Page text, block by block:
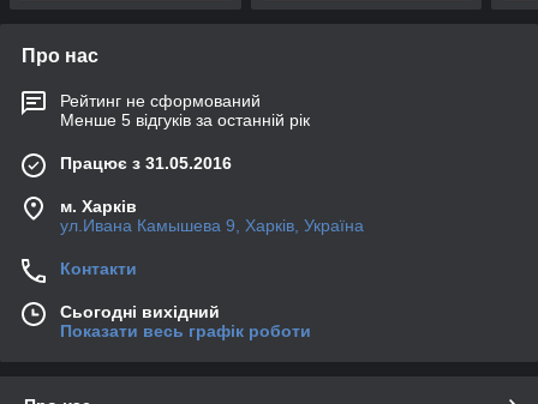
Про нас
Рейтинг не сформований
Менше 5 відгуків за останній рік
Працює з 31.05.2016
м. Харків
ул.Ивана Камышева 9, Харків, Україна
Контакти
Сьогодні вихідний
Показати весь графік роботи